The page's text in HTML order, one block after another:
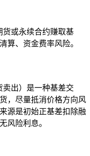
货或永续合约赚取基
算、资金费率风险。
卖出）是一种基差交
，尽量抵消价格方向风
源是初始正基差扣除融
风险利息。